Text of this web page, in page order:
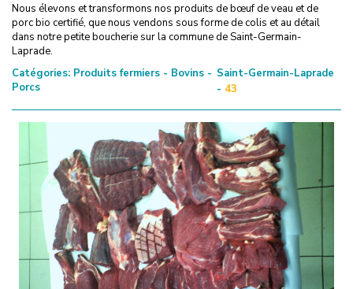
Nous élevons et transformons nos produits de bœuf de veau et de
porc bio certifié, que nous vendons sous forme de colis et au détail
dans notre petite boucherie sur la commune de Saint-Germain-
Laprade.
Catégories: Produits fermiers - Bovins -
Porcs
Saint-Germain-Laprade
- 43